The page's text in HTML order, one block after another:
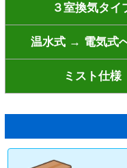
３室換気タイ
温水式 → 電気式
ミスト仕様